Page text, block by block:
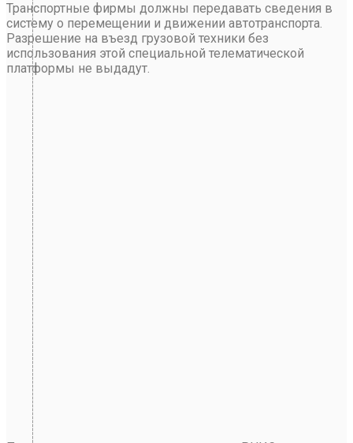
Транспортные фирмы должны передавать сведения в
систему о перемещении и движении автотранспорта.
Разрешение на въезд грузовой техники без
использования этой специальной телематической
платформы не выдадут.